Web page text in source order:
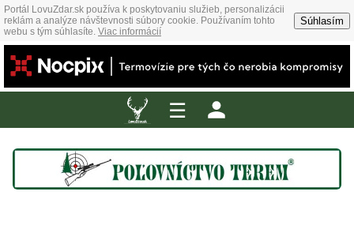
Portál LovuZdar.sk používa k poskytovaniu služieb, personalizácii
reklám a analýze návštevnosti súbory cookie. Používaním tohto
webu s tým súhlasíte. Viac informácií
Súhlasím
☰